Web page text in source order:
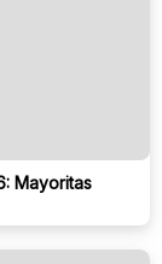
Mayoritas